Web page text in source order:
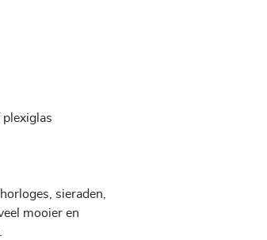
plexiglas
sieraden,
mooier en